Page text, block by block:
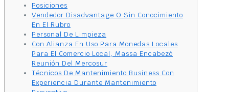
Posiciones
Vendedor Disadvantage O Sin Conocimiento
En El Rubro
Personal De Limpieza
Con Alianza En Uso Para Monedas Locales
Para El Comercio Local, Massa Encabezó
Reunión Del Mercosur
Técnicos De Mantenimiento Business Con
Experiencia Durante Mantenimiento